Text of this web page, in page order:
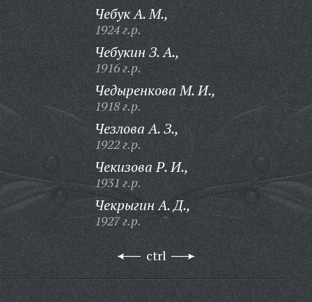
Чебук А. М.,
1924 г.р.
Чебукин З. А.,
1916 г.р.
Чедыренкова М. И.,
1918 г.р.
Чезлова А. З.,
1922 г.р.
Чекизова Р. И.,
1931 г.р.
Чекрыгин А. Д.,
1927 г.р.
ctrl